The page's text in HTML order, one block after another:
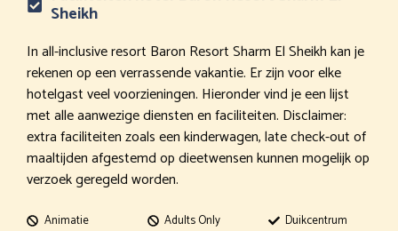
Sheikh
In all-inclusive resort Baron Resort Sharm El Sheikh kan je
rekenen op een verrassende vakantie. Er zijn voor elke
hotelgast veel voorzieningen. Hieronder vind je een lijst
met alle aanwezige diensten en faciliteiten. Disclaimer:
extra faciliteiten zoals een kinderwagen, late check-out of
maaltijden afgestemd op dieetwensen kunnen mogelijk op
verzoek geregeld worden.
Animatie
Adults Only
Duikcentrum